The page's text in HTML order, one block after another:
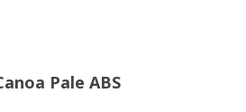
Pale ABS